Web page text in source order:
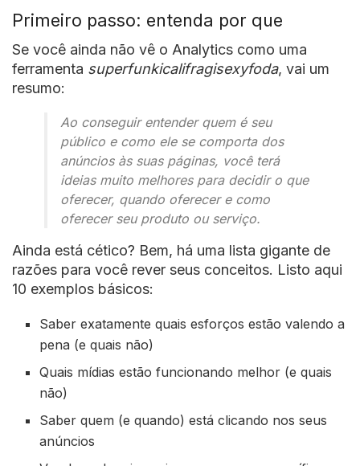
Primeiro passo: entenda por que
Se você ainda não vê o Analytics como uma
ferramenta superfunkicalifragisexyfoda, vai um
resumo:
Ao conseguir entender quem é seu
público e como ele se comporta dos
anúncios às suas páginas, você terá
ideias muito melhores para decidir o que
oferecer, quando oferecer e como
oferecer seu produto ou serviço.
Ainda está cético? Bem, há uma lista gigante de
razões para você rever seus conceitos. Listo aqui
10 exemplos básicos:
Saber exatamente quais esforços estão valendo a
pena (e quais não)
Quais mídias estão funcionando melhor (e quais
não)
Saber quem (e quando) está clicando nos seus
anúncios